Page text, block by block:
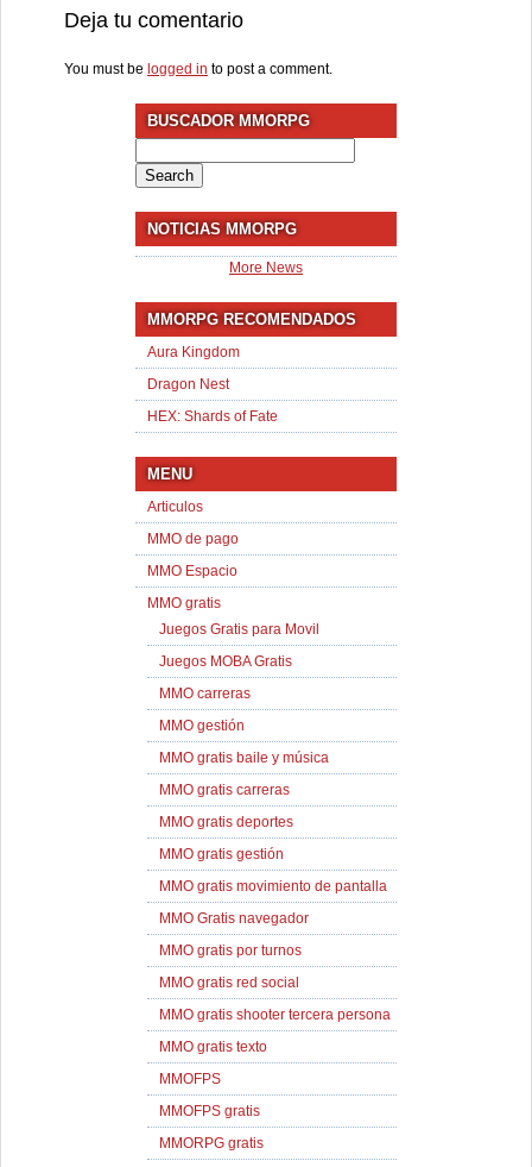
Deja tu comentario
You must be logged in to post a comment.
BUSCADOR MMORPG
for:
NOTICIAS MMORPG
More News
MMORPG RECOMENDADOS
Aura Kingdom
Dragon Nest
HEX: Shards of Fate
MENU
Articulos
MMO de pago
MMO Espacio
MMO gratis
Juegos Gratis para Movil
Juegos MOBA Gratis
MMO carreras
MMO gestión
MMO gratis baile y música
MMO gratis carreras
MMO gratis deportes
MMO gratis gestión
MMO gratis movimiento de pantalla
MMO Gratis navegador
MMO gratis por turnos
MMO gratis red social
MMO gratis shooter tercera persona
MMO gratis texto
MMOFPS
MMOFPS gratis
MMORPG gratis